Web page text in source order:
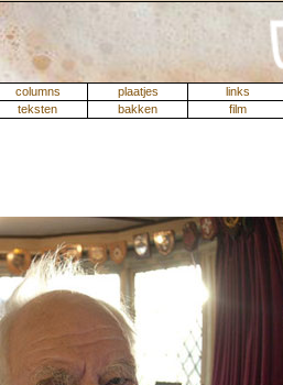
columns plaatjes links
teksten bakken film